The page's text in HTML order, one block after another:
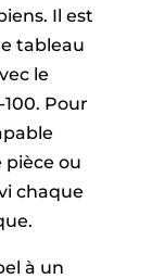
Il est
tableau
le
Pour
pièce ou
chaque
à un